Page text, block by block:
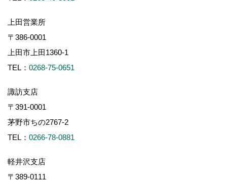
上田営業所
〒386-0001
上田市上田1360-1
TEL： 0268-75-0651
諏訪支店
〒391-0001
茅野市ちの2767-2
TEL： 0266-78-0881
軽井沢支店
〒389-0111